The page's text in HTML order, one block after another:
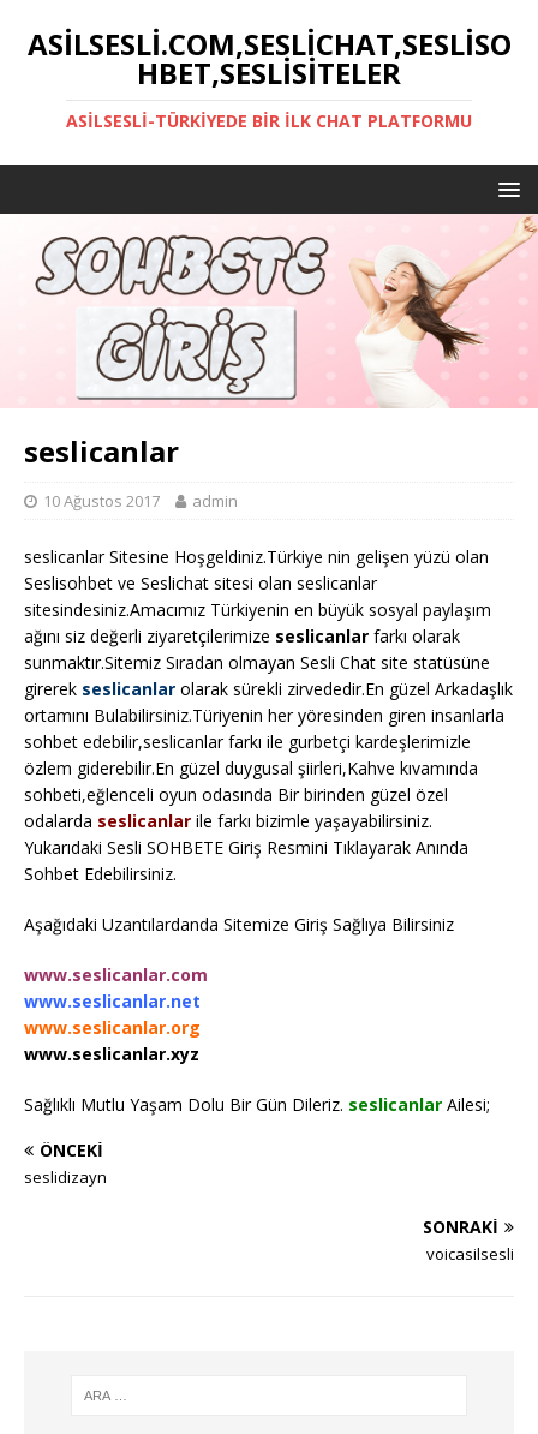
ASILSESLI.COM,SESLICHAT,SESLISO
HBET,SESLISITELER
ASILSESLI-TÜRKIYEDE BIR İLK CHAT PLATFORMU
seslicanlar
10 Ağustos 2017 admin
seslicanlar Sitesine Hoşgeldiniz.Türkiye nin gelişen yüzü olan
Seslisohbet ve Seslichat sitesi olan seslicanlar
sitesindesiniz.Amacımız Türkiyenin en büyük sosyal paylaşım
ağını siz değerli ziyaretçilerimize seslicanlar farkı olarak
sunmaktır.Sitemiz Sıradan olmayan Sesli Chat site statüsüne
girerek seslicanlar olarak sürekli zirvededir.En güzel Arkadaşlık
ortamını Bulabilirsiniz.Türiyenin her yöresinden giren insanlarla
sohbet edebilir,seslicanlar farkı ile gurbetçi kardeşlerimizle
özlem giderebilir.En güzel duygusal şiirleri,Kahve kıvamında
sohbeti,eğlenceli oyun odasında Bir birinden güzel özel
odalarda seslicanlar ile farkı bizimle yaşayabilirsiniz.
Yukarıdaki Sesli SOHBETE Giriş Resmini Tıklayarak Anında
Sohbet Edebilirsiniz.
Aşağıdaki Uzantılardanda Sitemize Giriş Sağlıya Bilirsiniz
www.seslicanlar.com
www.seslicanlar.net
www.seslicanlar.org
www.seslicanlar.xyz
Sağlıklı Mutlu Yaşam Dolu Bir Gün Dileriz. seslicanlar Ailesi;
ÖNCEKI
seslidizayn
SONRAKI
voicasilsesli